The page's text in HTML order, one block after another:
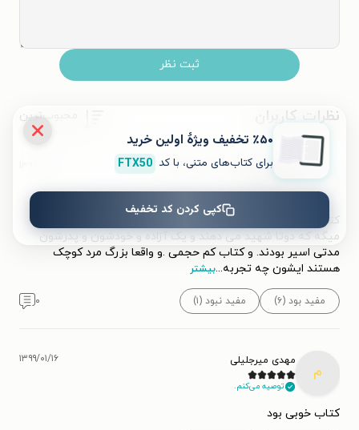
ثبت نظر
نظرات کاربران محبوب‌ترین
ا
ای که مرا خوانده ای ،راه نشانم بده
کتاب خوبی بود .خاطرات جالبی هم توش بود از خانواده پرجمعیتی
میگه که دوتا شهید می دهند و یک آزاده و خودشون و پدرشون
مدتی اسیر بودند. و کتاب کم حجمی .و واقعا بزرگ مرد کوچک
هستند ایشون چه تجربه...بیشتر
مفید بود (۶) مفید نبود (۱) ۰
م
مهدی میرجلیلی
توصیه می‌کنم.
۱۳۹۹/۰۱/۱۶
کتاب خوبی بود
٪۵۰ تخفیف ویژۀ اولین خرید
برای کتاب‌های متنی، با کد FTX50
کپی کردن کد تخفیف